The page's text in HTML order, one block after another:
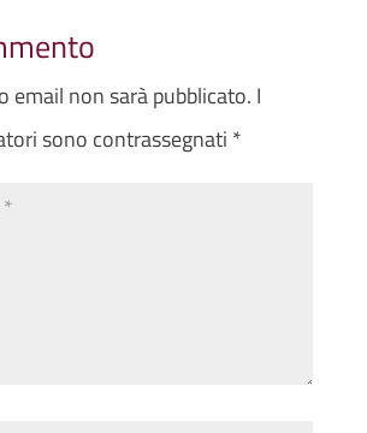
email non sarà pubblicato. I
sono contrassegnati *